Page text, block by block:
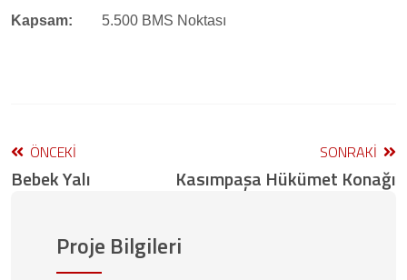
Kapsam: 5.500 BMS Noktası
ÖNCEKI
Bebek Yalı
SONRAKI
Kasımpaşa Hükümet Konağı
Proje Bilgileri